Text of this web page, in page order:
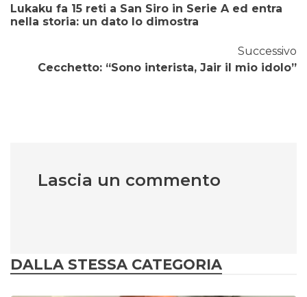
Lukaku fa 15 reti a San Siro in Serie A ed entra
nella storia: un dato lo dimostra
Successivo
Cecchetto: “Sono interista, Jair il mio idolo”
Lascia un commento
DALLA STESSA CATEGORIA